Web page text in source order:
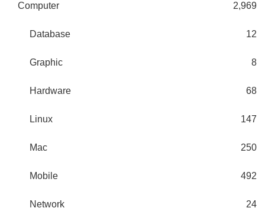
Computer 2,969
Database 12
Graphic 8
Hardware 68
Linux 147
Mac 250
Mobile 492
Network 24